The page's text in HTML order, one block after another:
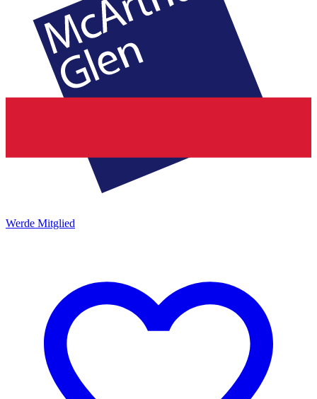
Werde Mitglied